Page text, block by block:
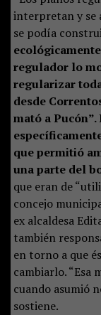
interpretan y se
se podía
regulador lo
regularizar
desde
mató a
que permitió
una parte del
que eran de
concejo
ex alcaldesa
también
en torno a que
cambiarlo. “Esa
cuando asumió
sostiene.